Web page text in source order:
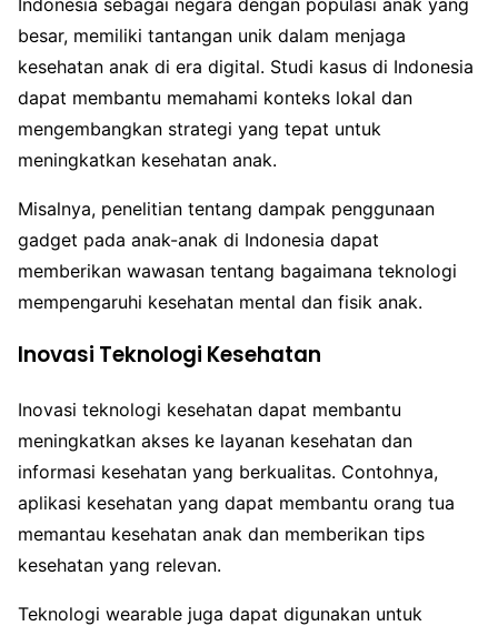
besar, memiliki tantangan unik dalam menjaga
kesehatan anak di era digital. Studi kasus di Indonesia
dapat membantu memahami konteks lokal dan
mengembangkan strategi yang tepat untuk
meningkatkan kesehatan anak.
Misalnya, penelitian tentang dampak penggunaan
gadget pada anak-anak di Indonesia dapat
memberikan wawasan tentang bagaimana teknologi
mempengaruhi kesehatan mental dan fisik anak.
Inovasi Teknologi Kesehatan
Inovasi teknologi kesehatan dapat membantu
meningkatkan akses ke layanan kesehatan dan
informasi kesehatan yang berkualitas. Contohnya,
aplikasi kesehatan yang dapat membantu orang tua
memantau kesehatan anak dan memberikan tips
kesehatan yang relevan.
Teknologi wearable juga dapat digunakan untuk